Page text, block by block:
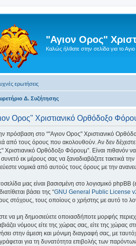
"Αγιον Ορος"
Καλώς ήλθατε στην σελίδα για το
ερωτήσεις
Δ. Συζήτησης
Ορος" Χριστιανικό Ορθόδοξο
πρόσβαση στο “"Αγιον Ορος" Χριστιανικό
από τους όρους που ακολουθούν. Αν δεν
Χριστιανικό Ορθόδοξο Φόρουμ”. Είναι πιθανόν
εκ μέρους σας να ξαναδιαβάζετε τακτικά
νομικά από αυτούς τους όρους με την
μας είναι βασισμένη στο λογισμικό
βάσει της “GNU General Public License
στόχους, τους οποίους ο χρήστης με αυτό το
να μη δημοσιεύετε οποιασδήποτε μορφής
νόμους είτε της χώρας σας, είτε της χώρας
στην άμεση και μόνιμη διαγραφή σας, με
για τη δυνατότητα επιβολής των